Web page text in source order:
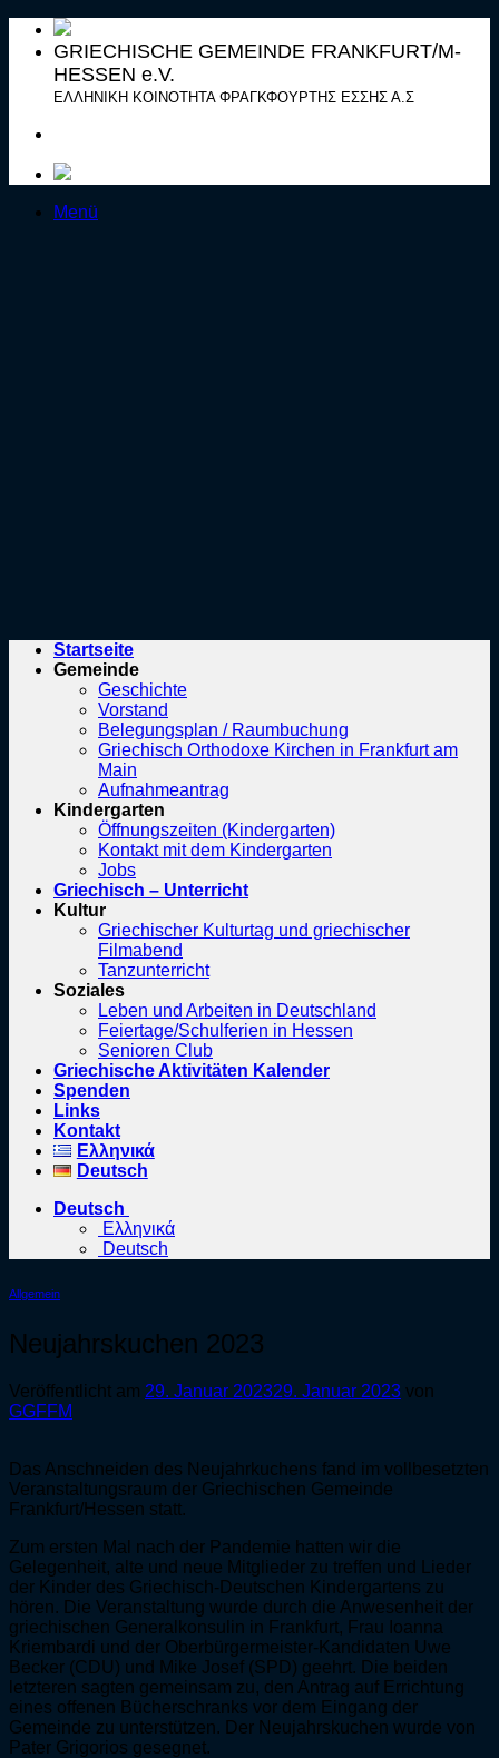
Zum
Inhalt
springen
GRIECHISCHE GEMEINDE FRANKFURT/M-
HESSEN e.V.
ΕΛΛΗΝΙΚΗ ΚΟΙΝΟΤΗΤΑ ΦΡΑΓΚΦΟΥΡΤΗΣ ΕΣΣΗΣ Α.Σ
Menü
Startseite
Gemeinde
Geschichte
Vorstand
Belegungsplan / Raumbuchung
Griechisch Orthodoxe Kirchen in Frankfurt am
Main
Aufnahmeantrag
Kindergarten
Öffnungszeiten (Kindergarten)
Kontakt mit dem Kindergarten
Jobs
Griechisch – Unterricht
Kultur
Griechischer Kulturtag und griechischer
Filmabend
Tanzunterricht
Soziales
Leben und Arbeiten in Deutschland
Feiertage/Schulferien in Hessen
Senioren Club
Griechische Aktivitäten Kalender
Spenden
Links
Kontakt
Ελληνικά
Deutsch
Deutsch
Ελληνικά
Deutsch
Allgemein
Neujahrskuchen 2023
Veröffentlicht am 29. Januar 202329. Januar 2023 von
GGFFM
Das Anschneiden des Neujahrkuchens fand im vollbesetzten
Veranstaltungsraum der Griechischen Gemeinde
Frankfurt/Hessen statt.
Zum ersten Mal nach der Pandemie hatten wir die
Gelegenheit, alte und neue Mitglieder zu treffen und Lieder
der Kinder des Griechisch-Deutschen Kindergartens zu
hören. Die Veranstaltung wurde durch die Anwesenheit der
griechischen Generalkonsulin in Frankfurt, Frau Ioanna
Kriembardi und der Oberbürgermeister-Kandidaten Uwe
Becker (CDU) und Mike Josef (SPD) geehrt. Die beiden
letzteren sagten gemeinsam zu, den Antrag auf Errichtung
eines offenen Bücherschranks vor dem Eingang der
Gemeinde zu unterstützen. Der Neujahrskuchen wurde von
Pater Grigorios gesegnet.